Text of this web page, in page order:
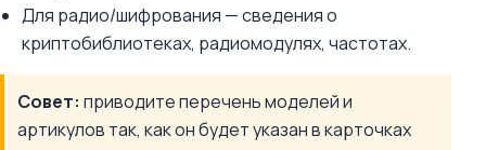
Для радио/шифрования — сведения о
криптобиблиотеках, радиомодулях, частотах.
Совет: приводите перечень моделей и
артикулов так, как он будет указан в карточках